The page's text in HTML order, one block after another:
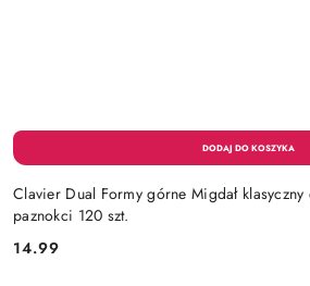
Clavier Dual Formy górne Migdał klasyczny
paznokci 120 szt.
Cena:
14.99